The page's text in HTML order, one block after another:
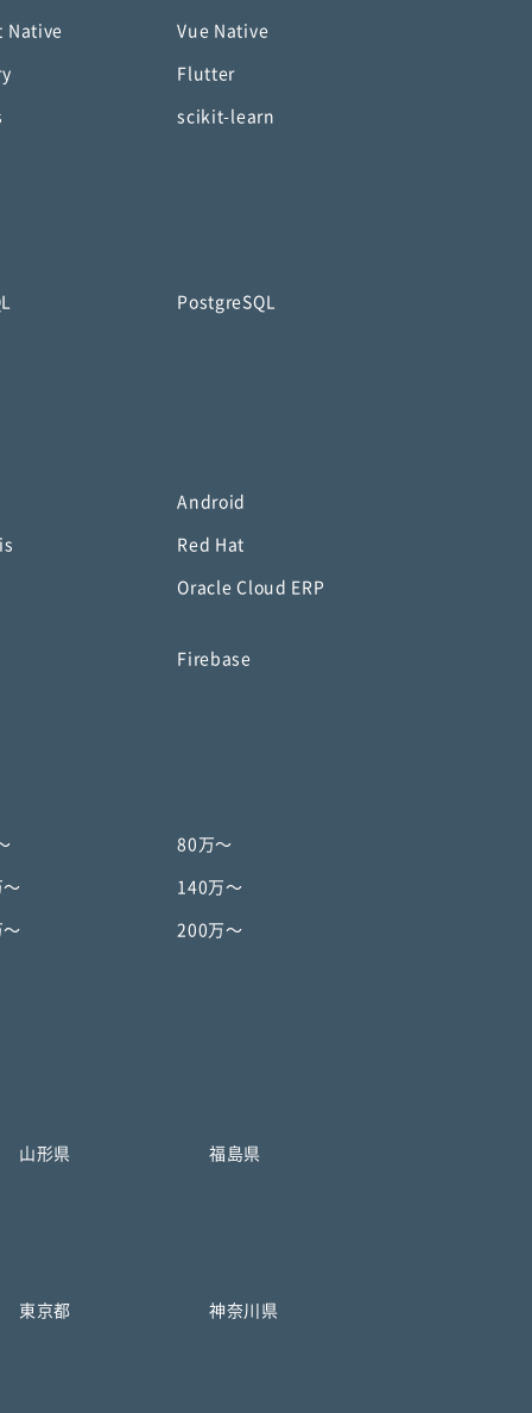
Native Vue Native
Flutter
scikit-learn
PostgreSQL
Android
Red Hat
Oracle Cloud ERP
Firebase
80万〜
〜 140万〜
〜 200万〜
山形県 福島県
東京都 神奈川県